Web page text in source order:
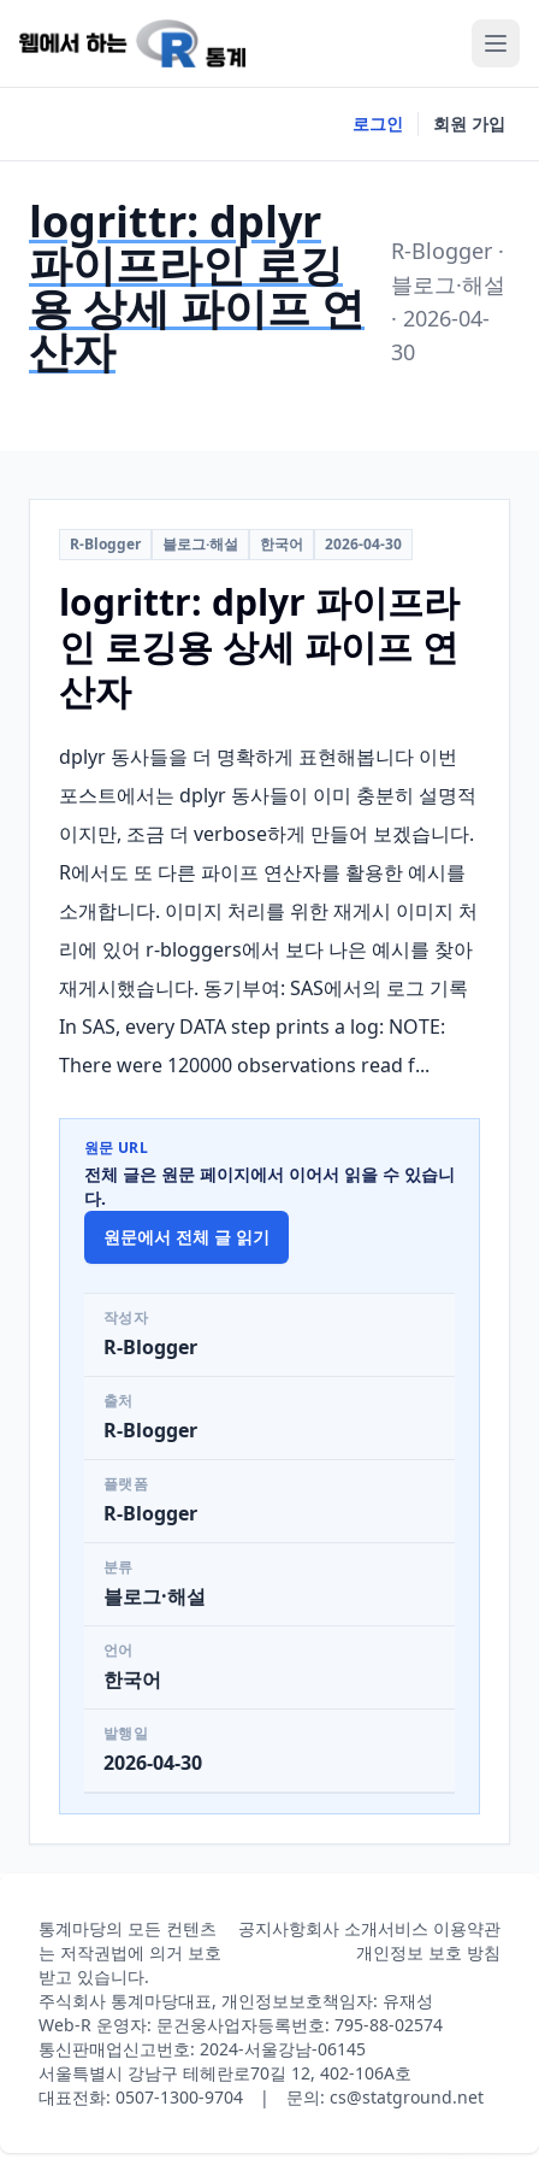
로그인 회원 가입
logrittr: dplyr
파이프라인 로깅
용 상세 파이프 연
산자
R-Blogger ·
블로그·해설
· 2026-04-
30
R-Blogger 블로그·해설 한국어 2026-04-30
logrittr: dplyr 파이프라
인 로깅용 상세 파이프 연
산자
dplyr 동사들을 더 명확하게 표현해봅니다 이번
포스트에서는 dplyr 동사들이 이미 충분히 설명적
이지만, 조금 더 verbose하게 만들어 보겠습니다.
R에서도 또 다른 파이프 연산자를 활용한 예시를
소개합니다. 이미지 처리를 위한 재게시 이미지 처
리에 있어 r-bloggers에서 보다 나은 예시를 찾아
재게시했습니다. 동기부여: SAS에서의 로그 기록
In SAS, every DATA step prints a log: NOTE:
There were 120000 observations read f...
원문 URL
전체 글은 원문 페이지에서 이어서 읽을 수 있습니
다.
원문에서 전체 글 읽기
작성자
R-Blogger
출처
R-Blogger
플랫폼
R-Blogger
분류
블로그·해설
언어
한국어
발행일
2026-04-30
통계마당의 모든 컨텐츠
는 저작권법에 의거 보호
받고 있습니다.
공지사항회사 소개서비스 이용약관
개인정보 보호 방침
주식회사 통계마당대표, 개인정보보호책임자: 유재성
Web-R 운영자: 문건웅사업자등록번호: 795-88-02574
통신판매업신고번호: 2024-서울강남-06145
서울특별시 강남구 테헤란로70길 12, 402-106A호
대표전화: 0507-1300-9704 | 문의: cs@statground.net